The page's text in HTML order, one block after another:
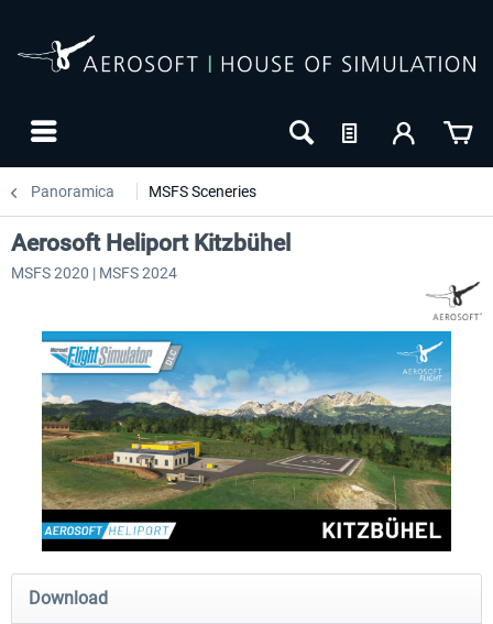
Panoramica MSFS Sceneries
Aerosoft Mega Airport Brussels Aerosoft Airport Cologne/
Aerosoft Heliport Kitzbühel
MSFS 2020 | MSFS 2024
Download